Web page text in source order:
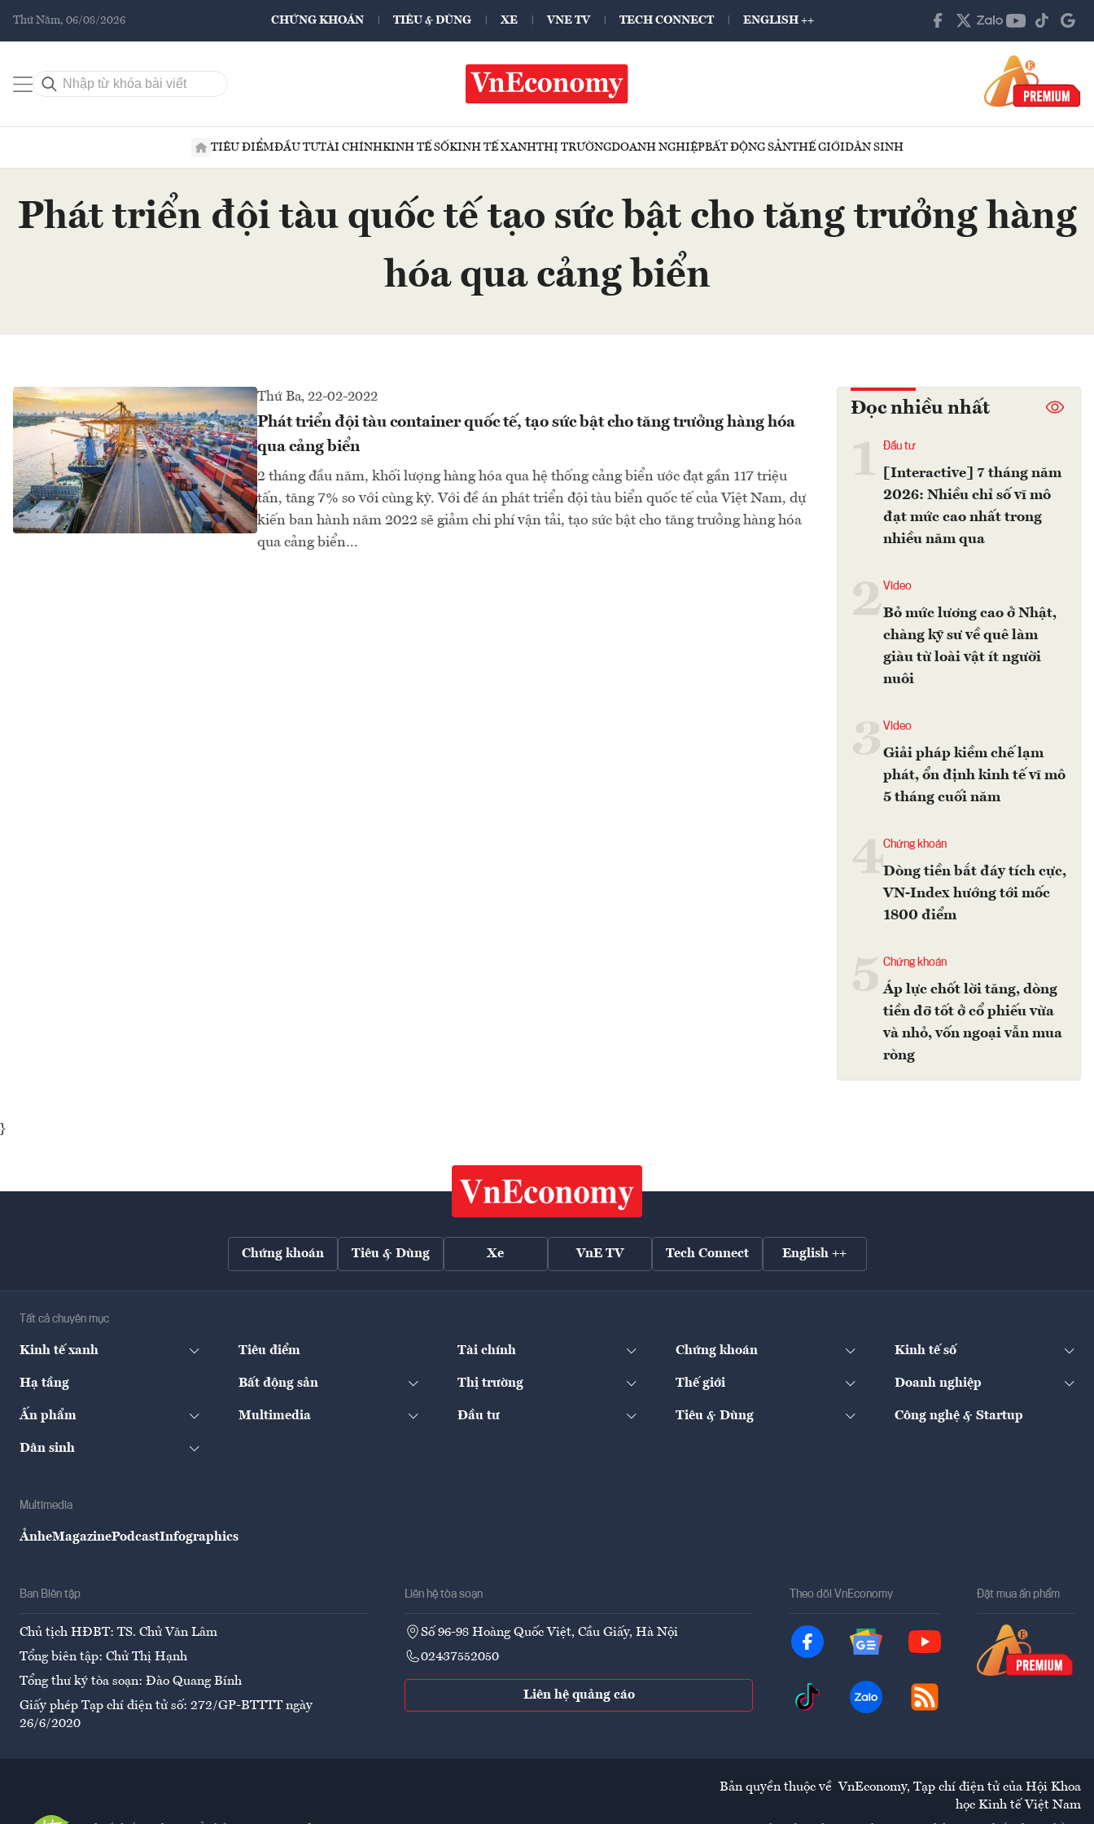
Thứ Năm, 06/08/2026 CHỨNG KHOÁN TIÊU & DÙNG XE VNE TV TECH CONNECT ENGLISH ++
TIÊU ĐIỂMĐẦU TƯTÀI CHÍNHKINH TẾ SỐKINH TẾ XANHTHỊ TRƯỜNGDOANH NGHIỆPBẤT ĐỘNG SẢNTHẾ GIỚIDÂN SINH
Phát triển đội tàu quốc tế tạo sức bật cho tăng trưởng hàng
hóa qua cảng biển
Thứ Ba, 22-02-2022
Phát triển đội tàu container quốc tế, tạo sức bật cho tăng trưởng hàng hóa
qua cảng biển
2 tháng đầu năm, khối lượng hàng hóa qua hệ thống cảng biển ước đạt gần 117 triệu
tấn, tăng 7% so với cùng kỳ. Với đề án phát triển đội tàu biển quốc tế của Việt Nam, dự
kiến ban hành năm 2022 sẽ giảm chi phí vận tải, tạo sức bật cho tăng trưởng hàng hóa
qua cảng biển...
Đọc nhiều nhất
Đầu tư
[Interactive] 7 tháng năm
2026: Nhiều chỉ số vĩ mô
đạt mức cao nhất trong
nhiều năm qua
2Video
Bỏ mức lương cao ở Nhật,
chàng kỹ sư về quê làm
giàu từ loài vật ít người
nuôi
Video
Giải pháp kiềm chế lạm
phát, ổn định kinh tế vĩ mô
5 tháng cuối năm
4Chứng khoán
Dòng tiền bắt đáy tích cực,
VN-Index hướng tới mốc
1800 điểm
Chứng khoán
Áp lực chốt lời tăng, dòng
tiền đỡ tốt ở cổ phiếu vừa
và nhỏ, vốn ngoại vẫn mua
ròng
}
Chứng khoán Tiêu & Dùng Xe VnE TV Tech Connect English ++
Tất cả chuyên mục
Kinh tế xanh Tiêu điểm Tài chính Chứng khoán Kinh tế số
Hạ tầng Bất động sản Thị trường Thế giới Doanh nghiệp
Ấn phẩm Multimedia Đầu tư Tiêu & Dùng Công nghệ & Startup
Dân sinh
Multimedia
ẢnheMagazinePodcastInfographics
Ban Biên tập
Chủ tịch HĐBT: TS. Chử Văn Lâm
Tổng biên tập: Chử Thị Hạnh
Tổng thư ký tòa soạn: Đào Quang Bính
Giấy phép Tạp chí điện tử số: 272/GP-BTTTT ngày
26/6/2020
Liên hệ tòa soạn
Số 96-98 Hoàng Quốc Việt, Cầu Giấy, Hà Nội
02437552050
Liên hệ quảng cáo
Theo dõi VnEconomy Đặt mua ấn phẩm
Bản quyền thuộc về VnEconomy, Tạp chí điện tử của Hội Khoa
học Kinh tế Việt Nam